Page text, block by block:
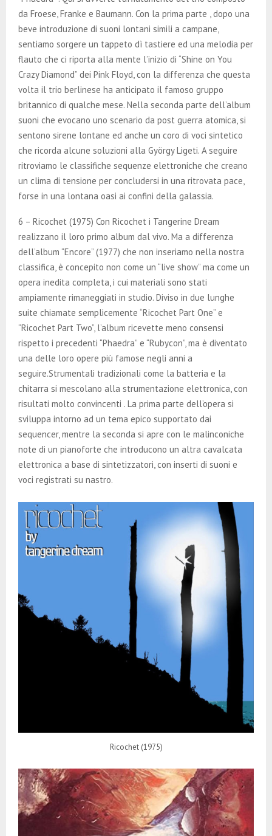
da Froese, Franke e Baumann. Con la prima parte , dopo una
beve introduzione di suoni lontani simili a campane,
sentiamo sorgere un tappeto dì tastiere ed una melodia per
flauto che ci riporta alla mente l’inizio di “Shine on You
Crazy Diamond” dei Pink Floyd, con la differenza che questa
volta il trio berlinese ha anticipato il famoso gruppo
britannico di qualche mese. Nella seconda parte dell’album
suoni che evocano uno scenario da post guerra atomica, si
sentono sirene lontane ed anche un coro di voci sintetico
che ricorda alcune soluzioni alla György Ligeti. A seguire
ritroviamo le classifiche sequenze elettroniche che creano
un clima di tensione per concludersi in una ritrovata pace,
forse in una lontana oasi ai confini della galassia.
6 – Ricochet (1975) Con Ricochet i Tangerine Dream
realizzano il loro primo album dal vivo. Ma a differenza
dell’album “Encore” (1977) che non inseriamo nella nostra
classifica, è concepito non come un “live show” ma come un
opera inedita completa, i cui materiali sono stati
ampiamente rimaneggiati in studio. Diviso in due lunghe
suite chiamate semplicemente “Ricochet Part One” e
“Ricochet Part Two”, l’album ricevette meno consensi
rispetto i precedenti “Phaedra” e “Rubycon”, ma è diventato
una delle loro opere più famose negli anni a
seguire.Strumentali tradizionali come la batteria e la
chitarra si mescolano alla strumentazione elettronica, con
risultati molto convincenti . La prima parte dell’opera si
sviluppa intorno ad un tema epico supportato dai
sequencer, mentre la seconda si apre con le malinconiche
note di un pianoforte che introducono un altra cavalcata
elettronica a base di sintetizzatori, con inserti di suoni e
voci registrati su nastro.
Ricochet (1975)